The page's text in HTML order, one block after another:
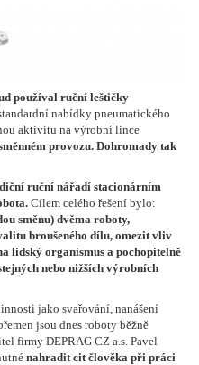
používal ruční leštičky
nabídky pneumatického
aktivitu na výrobní lince
provozu. Dohromady tak
ruční nářadí stacionárním
Cílem celého řešení bylo:
směnu) dvěma roboty,
broušeného dílu, omezit vliv
lidský organismus a pochopitelně
nebo nižších výrobních
jako svařování, nanášení
jsou dnes roboty běžně
firmy DEPRAG CZ a.s. Pavel
nahradit cit člověka při práci